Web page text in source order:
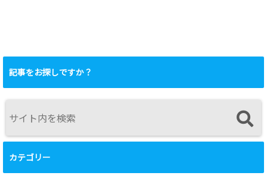
記事をお探しですか？
カテゴリー